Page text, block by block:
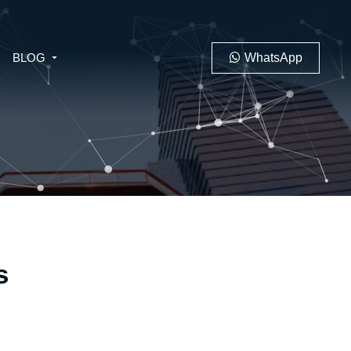
BLOG WhatsApp